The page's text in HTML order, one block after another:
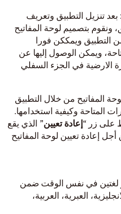
تنزيل التطبيق وتعريف
ونقوم بتصميم لوحة المفاتيح
التطبيق ويمككن فورا
ويمكن الوصول إليها عن
في الجزء السفلي
المفاتيح من خلال التطبيق
المتاحة وكيفية استخدامها.
على زر “إعادة تعيين” الذي يقع
إعادة تعيين لوحة المفاتيح
لغتين في نفس الوقت ضمن
العبرية، العربية،